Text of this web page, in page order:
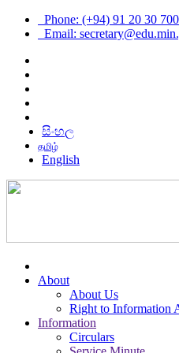
Phone: (+94) 91 20 30 700
Email:
සිංහල
தமிழ்
English
About
About Us
Right to Information
Information
Circulars